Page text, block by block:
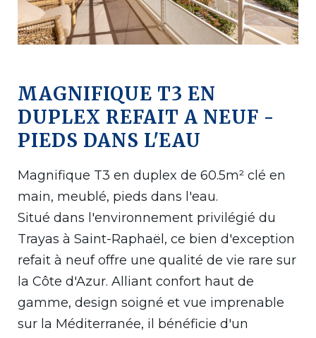
MAGNIFIQUE T3 EN
DUPLEX REFAIT A NEUF -
PIEDS DANS L'EAU
Magnifique T3 en duplex de 60.5m² clé en
main, meublé, pieds dans l'eau.
Situé dans l'environnement privilégié du
Trayas à Saint-Raphaël, ce bien d'exception
refait à neuf offre une qualité de vie rare sur
la Côte d'Azur. Alliant confort haut de
gamme, design soigné et vue imprenable
sur la Méditerranée, il bénéficie d'un